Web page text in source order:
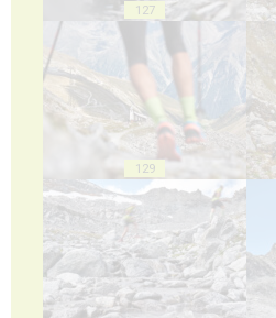
127
129